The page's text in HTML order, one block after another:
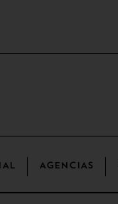
AGENCIAS